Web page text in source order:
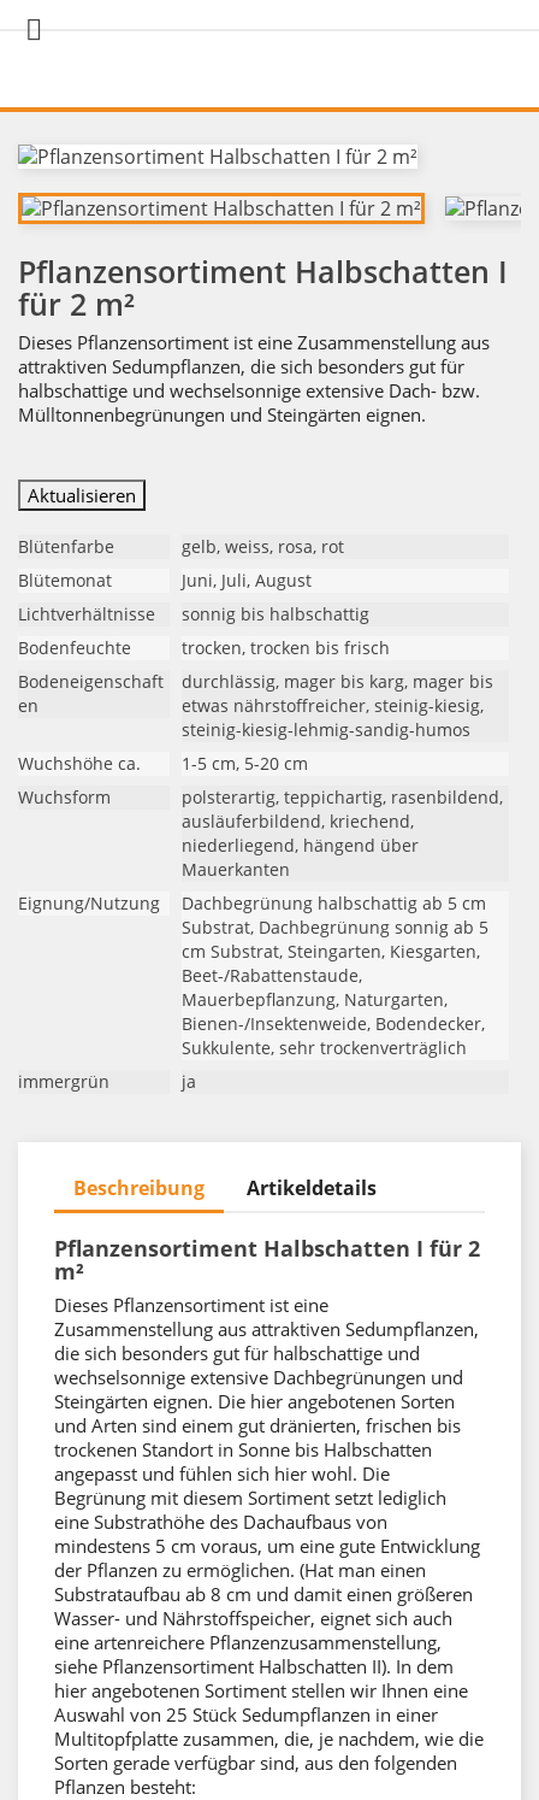

Pflanzensortiment Halbschatten I
für 2 m²
Dieses Pflanzensortiment ist eine Zusammenstellung aus
attraktiven Sedumpflanzen, die sich besonders gut für
halbschattige und wechselsonnige extensive Dach- bzw.
Mülltonnenbegrünungen und Steingärten eignen.
Blütenfarbe
gelb, weiss, rosa, rot
Blütemonat
Juni, Juli, August
Lichtverhältnisse
sonnig bis halbschattig
Bodenfeuchte
trocken, trocken bis frisch
Bodeneigenschaft
en
durchlässig, mager bis karg, mager bis
etwas nährstoffreicher, steinig-kiesig,
steinig-kiesig-lehmig-sandig-humos
Wuchshöhe ca.
1-5 cm, 5-20 cm
Wuchsform
polsterartig, teppichartig, rasenbildend,
ausläuferbildend, kriechend,
niederliegend, hängend über
Mauerkanten
Eignung/Nutzung
Dachbegrünung halbschattig ab 5 cm
Substrat, Dachbegrünung sonnig ab 5
cm Substrat, Steingarten, Kiesgarten,
Beet-/Rabattenstaude,
Mauerbepflanzung, Naturgarten,
Bienen-/Insektenweide, Bodendecker,
Sukkulente, sehr trockenverträglich
immergrün
ja
Beschreibung Artikeldetails
Pflanzensortiment Halbschatten I für 2
m²
Dieses Pflanzensortiment ist eine
Zusammenstellung aus attraktiven Sedumpflanzen,
die sich besonders gut für halbschattige und
wechselsonnige extensive Dachbegrünungen und
Steingärten eignen. Die hier angebotenen Sorten
und Arten sind einem gut dränierten, frischen bis
trockenen Standort in Sonne bis Halbschatten
angepasst und fühlen sich hier wohl. Die
Begrünung mit diesem Sortiment setzt lediglich
eine Substrathöhe des Dachaufbaus von
mindestens 5 cm voraus, um eine gute Entwicklung
der Pflanzen zu ermöglichen. (Hat man einen
Substrataufbau ab 8 cm und damit einen größeren
Wasser- und Nährstoffspeicher, eignet sich auch
eine artenreichere Pflanzenzusammenstellung,
siehe Pflanzensortiment Halbschatten II). In dem
hier angebotenen Sortiment stellen wir Ihnen eine
Auswahl von 25 Stück Sedumpflanzen in einer
Multitopfplatte zusammen, die, je nachdem, wie die
Sorten gerade verfügbar sind, aus den folgenden
Pflanzen besteht: